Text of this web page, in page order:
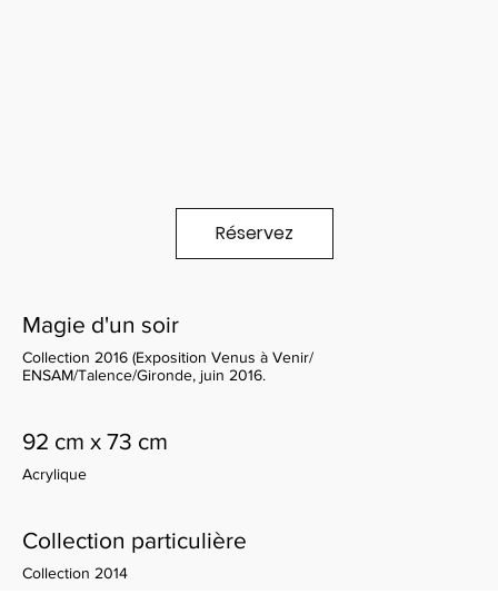
Magie d'un soir
Collection 2016 (Exposition Venus à Venir/
ENSAM/Talence/Gironde, juin 2016.
92 cm x 73 cm
Acrylique
Collection particulière
Collection 2014
Réservez